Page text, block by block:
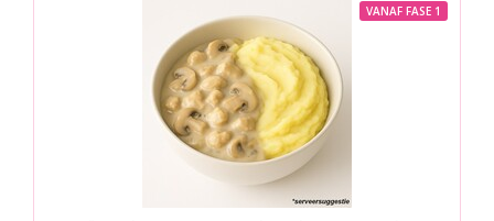
VANAF FASE 1